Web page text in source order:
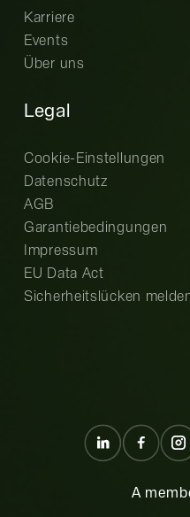
Karriere
Events
Über uns
Legal
Cookie-Einstellungen
Datenschutz
AGB
Garantiebedingungen
Impressum
EU Data Act
Sicherheitslücken
A